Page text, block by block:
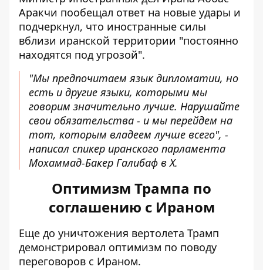
Аракчи пообещал ответ на новые удары и
подчеркнул, что иностранные силы
вблизи иранской территории "постоянно
находятся под угрозой".
"Мы предпочитаем язык дипломатии, но
есть и другие языки, которыми мы
говорим значительно лучше. Нарушайте
свои обязательства - и мы перейдем на
тот, которым владеем лучше всего", -
написал спикер иранского парламента
Мохаммад-Бакер Галибаф в X.
Оптимизм Трампа по
соглашению с Ираном
Еще до уничтожения вертолета Трамп
демонстрировал оптимизм по поводу
переговоров с Ираном.